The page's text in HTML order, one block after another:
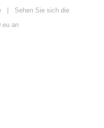
Sehen Sie sich die
an